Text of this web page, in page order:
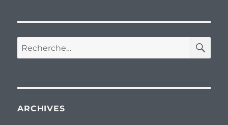
Recherche
pour :
ARCHIVES